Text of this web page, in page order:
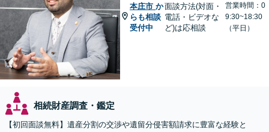
本庄市 か
らも相談
受付中
面談方法(対面・
電話・ビデオな
ど)は応相談
営業時間：0
9:30~18:30
（平日）
相続財産調査・鑑定
【初回面談無料】遺産分割の交渉や遺留分侵害額請求に豊富な経験と